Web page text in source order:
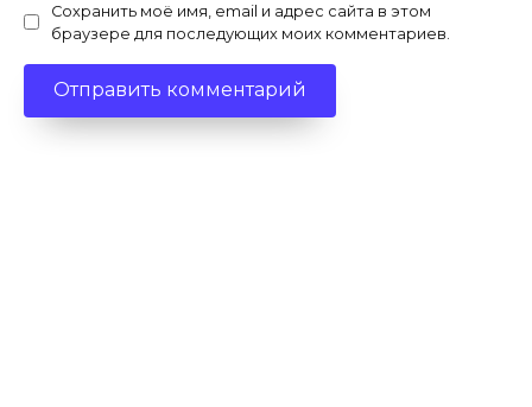
Сохранить моё имя, email и адрес сайта в этом
браузере для последующих моих комментариев.